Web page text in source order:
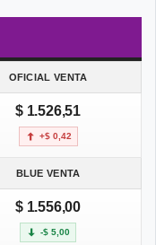
OFICIAL VENTA
$ 1.526,51
+$ 0,42
BLUE VENTA
$ 1.556,00
-$ 5,00